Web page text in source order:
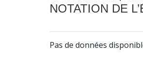
NOTATION DE
Pas de données